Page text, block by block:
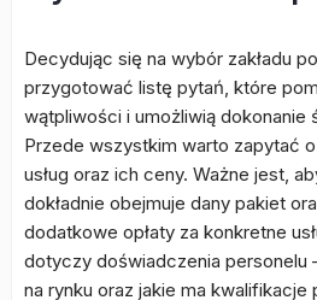
Decydując się na wybór zakładu
przygotować listę pytań, które
wątpliwości i umożliwią dokonanie
Przede wszystkim warto zapytać
usług oraz ich ceny. Ważne jest,
dokładnie obejmuje dany pakiet
dodatkowe opłaty za konkretne
dotyczy doświadczenia personelu
na rynku oraz jakie ma